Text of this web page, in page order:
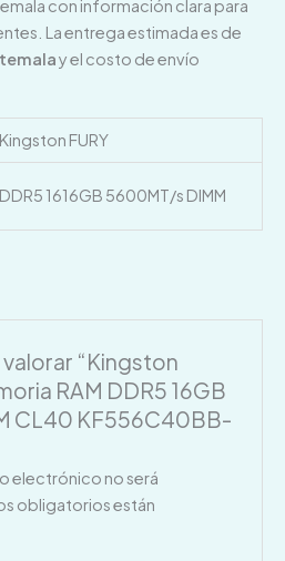
con información clara para
La entrega estimada es de
y el costo de envío
Kingston FURY
DDR5 1616GB 5600MT/s DIMM
“Kingston
RAM DDR5 16GB
CL40 KF556C40BB-
electrónico no será
obligatorios están